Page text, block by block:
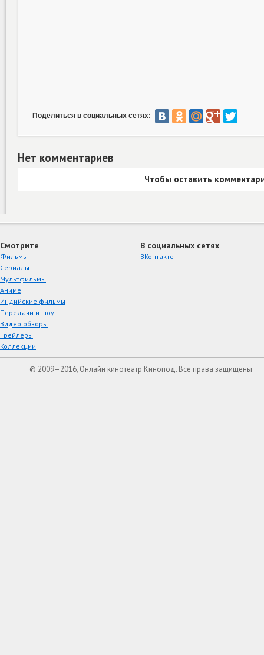
Поделиться в социальных сетях:
Нет комментариев
Чтобы оставить
Смотрите
Фильмы
Сериалы
Мультфильмы
Аниме
Индийские фильмы
Передачи и шоу
Видео обзоры
Трейлеры
Коллекции
В социальных сетях
ВКонтакте
© 2009–2016, Онлайн кинотеатр Кинопод. Все права защищены